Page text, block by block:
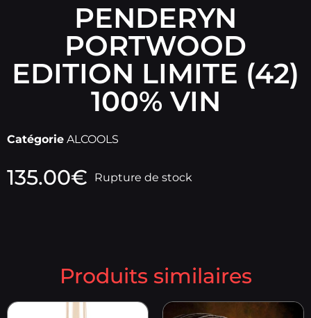
PENDERYN
PORTWOOD
EDITION LIMITE (42)
100% VIN
Catégorie ALCOOLS
135.00€ Rupture de stock
Produits similaires